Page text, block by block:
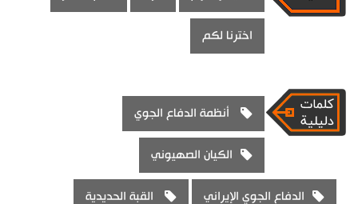
اخترنا لكم
أنظمة الدفاع الجوي
الكيان الصهيوني
الدفاع الجوي الإيراني القبة الحديدية